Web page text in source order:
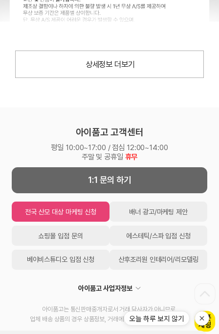
상세정보 더보기
아이품고 고객센터
평일 10:00~17:00 / 점심 12:00~14:00
주말 및 공휴일 휴무
1:1 문의 하기
전국 산모 대상 마케팅 신청 배너 광고/마케팅 제안
쇼핑몰 입점 문의 에스테틱/스파 입점 신청
베이비스튜디오 입점 신청 산후조리원 인테리어/리모델링
아이품고 사업자정보
아이품고는 통신판매중개자로서 거래 당사자가 아니므로,
업체 배송 상품의 경우 상품정보, 거래에 대한 책임을 지지 않습니다.
오늘 하루 보지 않기